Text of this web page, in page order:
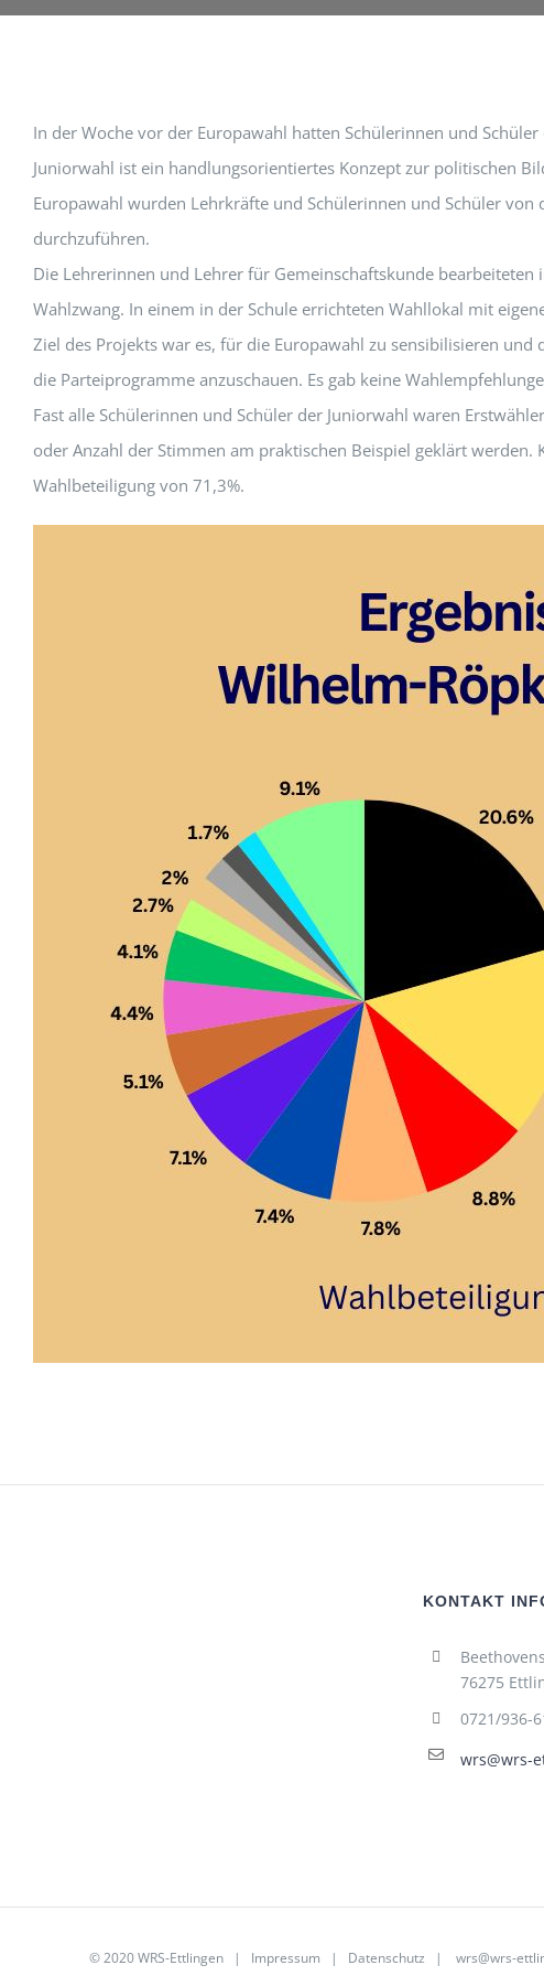
In der Woche vor der Europawahl hatten Schülerinnen und
Juniorwahl ist ein handlungsorientiertes Konzept zur politischen
Europawahl wurden Lehrkräfte und Schülerinnen und Schüler
durchzuführen.
Die Lehrerinnen und Lehrer für Gemeinschaftskunde
Wahlzwang. In einem in der Schule errichteten Wahllokal mit
Ziel des Projekts war es, für die Europawahl zu sensibilisieren
die Parteiprogramme anzuschauen. Es gab keine
Fast alle Schülerinnen und Schüler der Juniorwahl waren
oder Anzahl der Stimmen am praktischen Beispiel geklärt
Wahlbeteiligung von 71,3%.
KONTAKT
76275
0721/936-
wrs@wrs-
© 2020 WRS-Ettlingen | Impressum | Datenschutz |wrs@wrs-